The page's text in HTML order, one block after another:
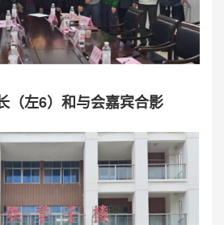
（左6）和与会嘉宾合影